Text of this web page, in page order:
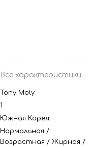
Все характеристики
Tony Moly
1
Южная Корея
Нормальная /
Возрастная / Жирная /